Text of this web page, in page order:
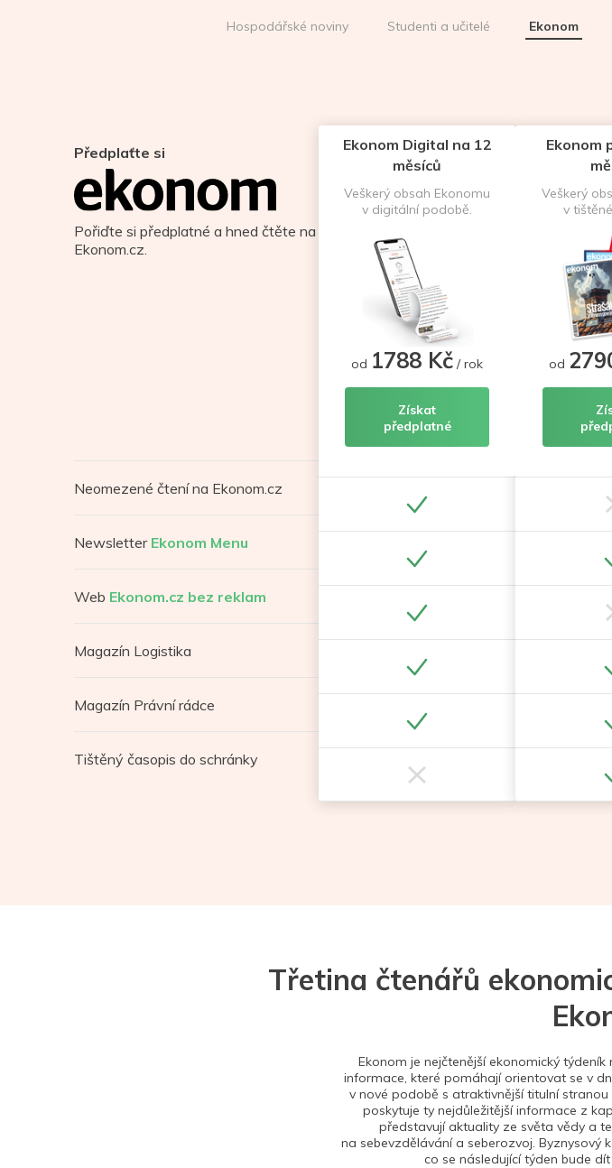
Hospodářské noviny Studenti a učitelé Ekonom
Předplaťte si
Pořiďte si předplatné a hned čtěte na
Ekonom.cz.
Neomezené čtení na Ekonom.cz
Newsletter Ekonom Menu
Web Ekonom.cz bez reklam
Magazín Logistika
Magazín Právní rádce
Tištěný časopis do schránky
Ekonom Digital na 12
měsíců
Veškerý obsah Ekonomu
v digitální podobě.
od 1788 Kč / rok
Získat
předplatné
Ekonom
Veškerý
v
od
Třetina čtenářů
Ekonom je nejčtenější ekonomický
informace, které pomáhají orientovat se v
v nové podobě s atraktivnější titulní
poskytuje ty nejdůležitější informace z
představují aktuality ze světa vědy a
na sebevzdělávání a seberozvoj. Byznysový
co se následující týden bude